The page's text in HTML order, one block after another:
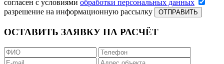
согласен с условиями обработки персональных данных
разрешение на информационную рассылку
ОТПРАВИТЬ
ОСТАВИТЬ ЗАЯВКУ НА РАСЧЁТ